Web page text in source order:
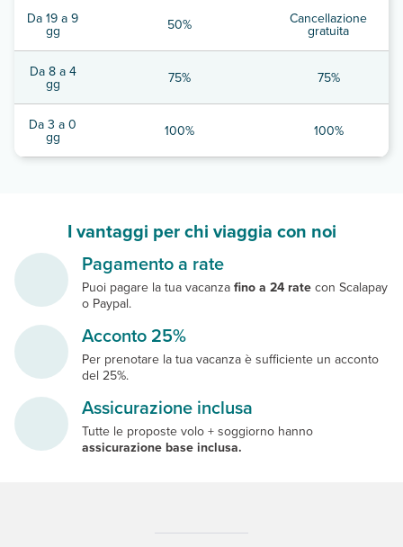
Da 19 a 9
gg 50% Cancellazione
gratuita
Da 8 a 4
gg 75% 75%
Da 3 a 0
gg 100% 100%
I vantaggi per chi viaggia con noi
Pagamento a rate
Puoi pagare la tua vacanza fino a 24 rate con Scalapay
o Paypal.
Acconto 25%
Per prenotare la tua vacanza è sufficiente un acconto
del 25%.
Assicurazione inclusa
Tutte le proposte volo + soggiorno hanno
assicurazione base inclusa.